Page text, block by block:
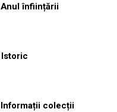
Anul înființării
Istoric
Informații colecții